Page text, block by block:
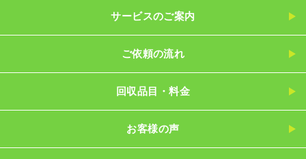
サービスのご案内
ご依頼の流れ
回収品目・料金
お客様の声